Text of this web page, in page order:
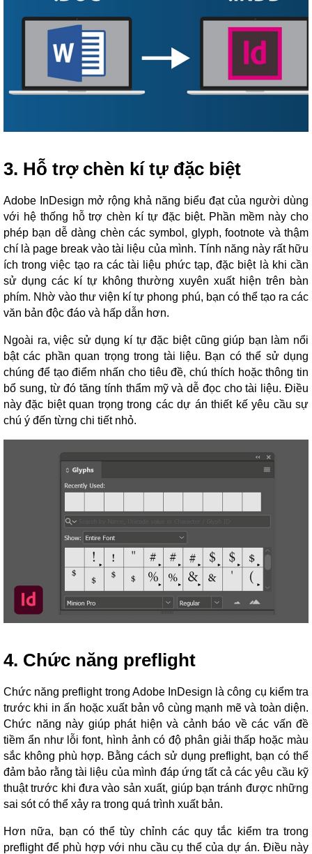
3. Hỗ trợ chèn kí tự đặc biệt
Adobe InDesign mở rộng khả năng biểu đạt của người dùng
với hệ thống hỗ trợ chèn kí tự đặc biệt. Phần mềm này cho
phép bạn dễ dàng chèn các symbol, glyph, footnote và thậm
chí là page break vào tài liệu của mình. Tính năng này rất hữu
ích trong việc tạo ra các tài liệu phức tạp, đặc biệt là khi cần
sử dụng các kí tự không thường xuyên xuất hiện trên bàn
phím. Nhờ vào thư viện kí tự phong phú, bạn có thể tạo ra các
văn bản độc đáo và hấp dẫn hơn.
Ngoài ra, việc sử dụng kí tự đặc biệt cũng giúp bạn làm nổi
bật các phần quan trọng trong tài liệu. Bạn có thể sử dụng
chúng để tạo điểm nhấn cho tiêu đề, chú thích hoặc thông tin
bổ sung, từ đó tăng tính thẩm mỹ và dễ đọc cho tài liệu. Điều
này đặc biệt quan trọng trong các dự án thiết kế yêu cầu sự
chú ý đến từng chi tiết nhỏ.
4. Chức năng preflight
Chức năng preflight trong Adobe InDesign là công cụ kiểm tra
trước khi in ấn hoặc xuất bản vô cùng mạnh mẽ và toàn diện.
Chức năng này giúp phát hiện và cảnh báo về các vấn đề
tiềm ẩn như lỗi font, hình ảnh có độ phân giải thấp hoặc màu
sắc không phù hợp. Bằng cách sử dụng preflight, bạn có thể
đảm bảo rằng tài liệu của mình đáp ứng tất cả các yêu cầu kỹ
thuật trước khi đưa vào sản xuất, giúp bạn tránh được những
sai sót có thể xảy ra trong quá trình xuất bản.
Hơn nữa, bạn có thể tùy chỉnh các quy tắc kiểm tra trong
preflight để phù hợp với nhu cầu cụ thể của dự án. Điều này